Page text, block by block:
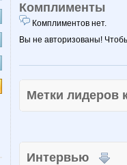
Комплименты
Комплиментов нет.
Вы не авторизованы!
Метки
Интервью